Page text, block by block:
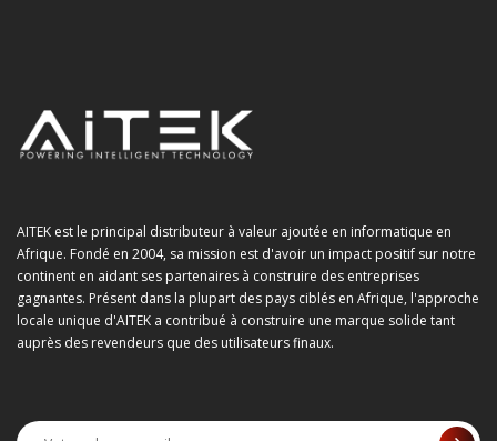
AITEK est le principal distributeur à valeur ajoutée en informatique en
Afrique. Fondé en 2004, sa mission est d'avoir un impact positif sur notre
continent en aidant ses partenaires à construire des entreprises
gagnantes. Présent dans la plupart des pays ciblés en Afrique, l'approche
locale unique d'AITEK a contribué à construire une marque solide tant
auprès des revendeurs que des utilisateurs finaux.